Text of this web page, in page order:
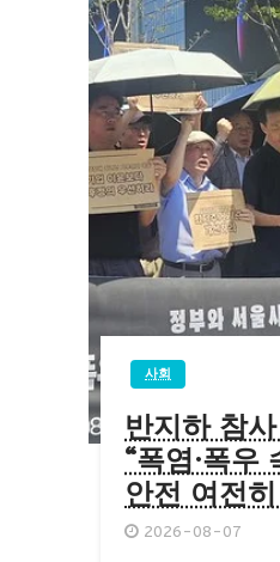
사회
반지하 참
“폭염·폭우
안전 여전
2026-08-07